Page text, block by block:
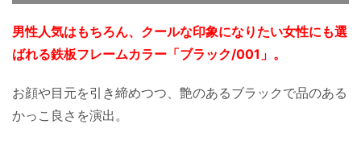
男性人気はもちろん、クールな印象になりたい女性にも選
ばれる鉄板フレームカラー「ブラック/001」。
お顔や目元を引き締めつつ、艶のあるブラックで品のある
かっこ良さを演出。